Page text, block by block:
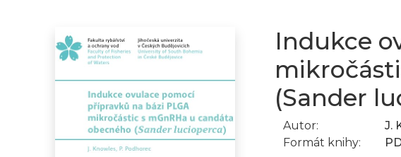
Indukce
(Sander
Autor:
J.
Formát knihy: